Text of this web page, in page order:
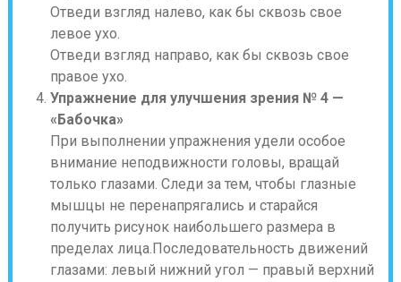
Отведи взгляд налево, как бы сквозь свое
левое ухо.
Отведи взгляд направо, как бы сквозь свое
правое ухо.
Упражнение для улучшения зрения № 4 —
«Бабочка»
При выполнении упражнения удели особое
внимание неподвижности головы, вращай
только глазами. Следи за тем, чтобы глазные
мышцы не перенапрягались и старайся
получить рисунок наибольшего размера в
пределах лица.Последовательность движений
глазами: левый нижний угол — правый верхний